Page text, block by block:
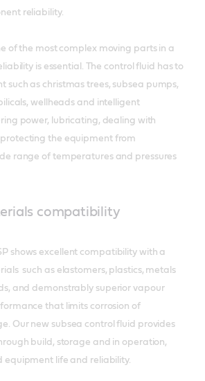
reliability.
of the most complex moving parts in a
is essential. The control fluid has to
such as christmas trees, subsea pumps,
wellheads and intelligent
power, lubricating, dealing with
the equipment from
range of temperatures and pressures
compatibility
shows excellent compatibility with a
such as elastomers, plastics, metals
and demonstrably superior vapour
that limits corrosion of
Our new subsea control fluid provides
build, storage and in operation,
equipment life and reliability.